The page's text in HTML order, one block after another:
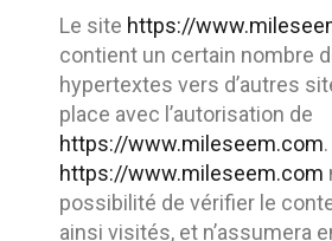
Le site https://
contient un certain nombre
hypertextes vers d’autres
place avec l’autorisation de
https://www.mileseem.com
https://www.mileseem.com
possibilité de vérifier le
ainsi visités, et n’assumera